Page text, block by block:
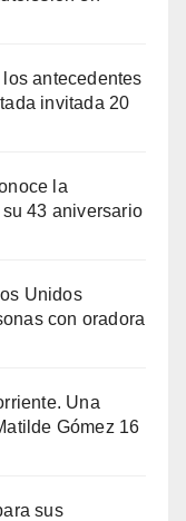
antecedentes
invitada 20
la
43 aniversario
Unidos
con oradora
Una
Gómez 16
sus